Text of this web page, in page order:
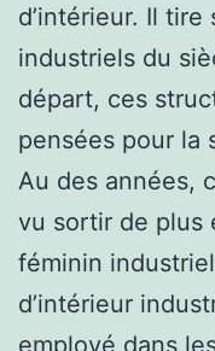
d’intérieur. Il
industriels du
départ, ces
pensées pour la
Au des années,
vu sortir de plus
féminin
d’intérieur
employé dans